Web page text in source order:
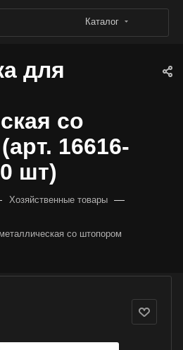
Каталог
для
со
16616-
шт)
Хозяйственные товары —
со штопором